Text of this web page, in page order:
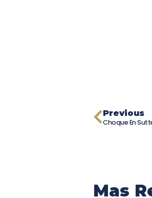
Previous
Mas